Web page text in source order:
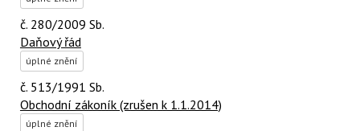
č. 280/2009 Sb.
Daňový řád
úplné znění
č. 513/1991 Sb.
Obchodní zákoník (zrušen k 1.1.2014)
úplné znění